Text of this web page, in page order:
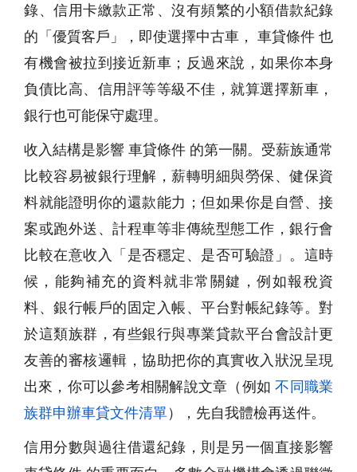
錄、信用卡繳款正常、沒有頻繁的小額借款紀錄
的「優質客戶」，即使選擇中古車， 車貸條件 也
有機會被拉到接近新車；反過來說，如果你本身
負債比高、信用評等等級不佳，就算選擇新車，
銀行也可能保守處理。
收入結構是影響 車貸條件 的第一關。受薪族通常
比較容易被銀行理解，薪轉明細與勞保、健保資
料就能證明你的還款能力；但如果你是自營、接
案或跑外送、計程車等非傳統型態工作，銀行會
比較在意收入「是否穩定、是否可驗證」。這時
候，能夠補充的資料就非常關鍵，例如報稅資
料、銀行帳戶的固定入帳、平台對帳紀錄等。對
於這類族群，有些銀行與專業貸款平台會設計更
友善的審核邏輯，協助把你的真實收入狀況呈現
出來，你可以參考相關解說文章（例如 不同職業
族群申辦車貸文件清單），先自我體檢再送件。
信用分數與過往借還紀錄，則是另一個直接影響